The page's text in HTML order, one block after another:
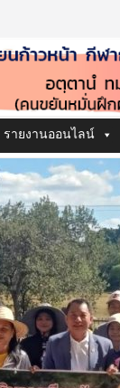
รายงานออนไลน์